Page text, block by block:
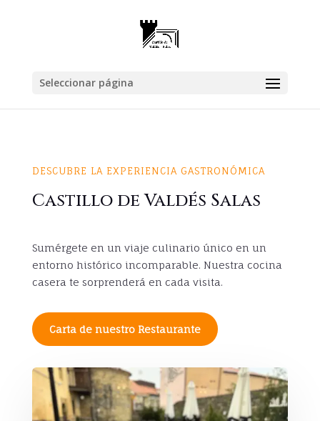
Seleccionar página
DESCUBRE LA EXPERIENCIA GASTRONÓMICA
Castillo de Valdés Salas
Sumérgete en un viaje culinario único en un
entorno histórico incomparable. Nuestra cocina
casera te sorprenderá en cada visita.
Carta de nuestro Restaurante